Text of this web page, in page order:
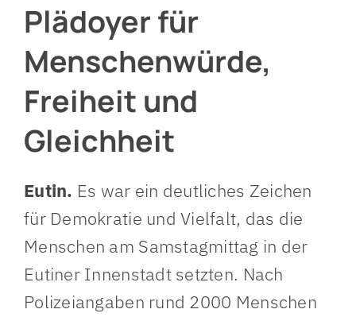
Prävention
Plädoyer für
Menschenwürde,
Freiheit und
Gleichheit
Eutin. Es war ein deutliches Zeichen
für Demokratie und Vielfalt, das die
Menschen am Samstagmittag in der
Eutiner Innenstadt setzten. Nach
Polizeiangaben rund 2000 Menschen